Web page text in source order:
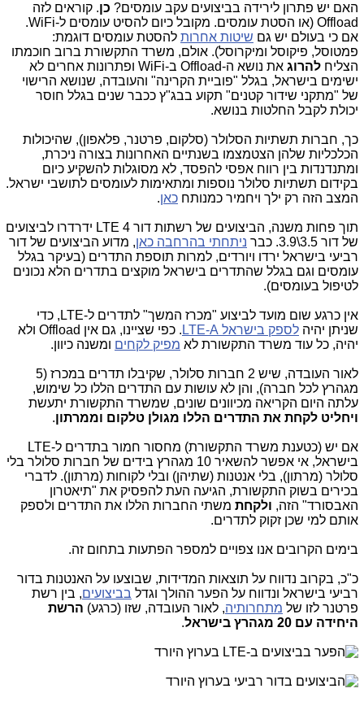
האם יש פתרון לירידה בביצועים עקב עומסים? כן. קוראים לזה
Offload (או הסטת עומסים. מקובל כיום להסיט עומסים ל-WiFi.
אם כי בעולם יש גם שיטות אחרות להסטת עומסים דוגמת:
פמטוסל, פיקוסל ומיקרוסל). אולם, משרד התקשורת ברוב חוכמתו
הצליח להרוג
את נושא ה-Offload ב-WiFi ופתרונות אחרים לא
ישימים בישראל, בגלל "פוביית הקרינה" והעובדה, שנושא הרישוי
של "מתקני שידור קטנים" תקוע בבג"ץ ככבר שנים בגלל חוסר
יכולת לקבל החלטות בנושא.
כך, חברות תשתיות הסלולר (סלקום, פרטנר, פלאפון), שהיכולות
הכלכליות שלהן הצטמצמו בשנתיים האחרונות בצורה ניכרת,
ומתנדנדות בין רווח אפסי להפסד, לא מסוגלות להשקיע כיום
בקידום תשתיות סלולר נוספות ומתאימות לעומסים לתושבי ישראל.
המצב הזה רק ילך ויחמיר כמנותח כאן.
תוך פחות משנה, הביצועים של רשתות דור 4 LTE ידרדרו לביצועים
של דור 3.5\3.9. כבר
ניתחתי בהרחבה כאן, מדוע הביצועים של דור
רביעי בישראל ירדו ויורדים, למרות תוספת התדרים (בעיקר בגלל
עומסים וגם בגלל שהתדרים בישראל מוקצים בתדרים הלא נכונים
לטיפול בעומסים).
אין כרגע שום מועד לביצוע "מכרז המשך" לתדרים ל-LTE, כדי
שניתן יהיה לספק בישראל LTE-A
. כפי שציינו, גם אין Offload ולא
יהיה, כל עוד משרד התקשורת לא מפיק לקחים ומשנה כיוון.
לאור העובדה, שיש 2 חברות סלולר, שקיבלו תדרים במכרז (5
מגהרץ לכל חברה), והן לא עושות עם התדרים הללו כל שימוש,
עלתה היום הקריאה מכיוונים שונים, שמשרד התקשורת יתעשת
ויחליט לקחת את התדרים הללו מגולן טלקום וממרתון.
אם יש (כטענת משרד התקשורת) מחסור חמור בתדרים ל-LTE
בישראל, אי אפשר להשאיר 10 מגהרץ בידים של חברות סלולר בלי
סלולר (מרתון), בלי אנטנות (שתיהן) ובלי לקוחות (מרתון). לדברי
בכירים בשוק התקשורת, הגיעה העת להפסיק את "תיאטרון
האבסורד" הזה, ולקחת משתי החברות הללו את התדרים ולספק
אותם למי שכן זקוק לתדרים.
בימים הקרובים אנו צפויים למספר הפתעות בתחום זה.
כ"כ, בקרוב נדווח על תוצאות המדידות, שבוצעו על האנטנות בדור
רביעי בישראל ונדווח על הפער ההולך וגדל בביצועים, בין רשת
פרטנר לזו של מתחרותיה, לאור העובדה, שזו (כרגע) הרשת
היחידה עם 20 מגהרץ בישראל
.